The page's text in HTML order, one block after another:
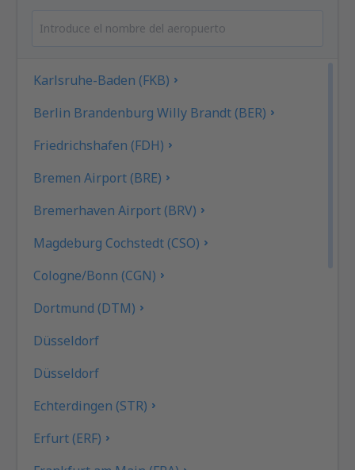
Karlsruhe-Baden (FKB)
Berlin Brandenburg Willy Brandt (BER)
Friedrichshafen (FDH)
Bremen Airport (BRE)
Bremerhaven Airport (BRV)
Magdeburg Cochstedt (CSO)
Cologne/Bonn (CGN)
Dortmund (DTM)
Düsseldorf
Düsseldorf
Echterdingen (STR)
Erfurt (ERF)